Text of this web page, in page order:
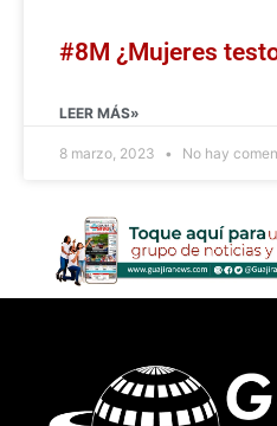
#8M ¿Mujeres
LEER MÁS»
8 marzo, 2023 No hay